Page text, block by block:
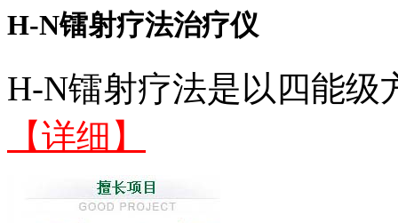
H-N镭射疗法治疗仪
H-N镭射疗法是以四能级
【详细】